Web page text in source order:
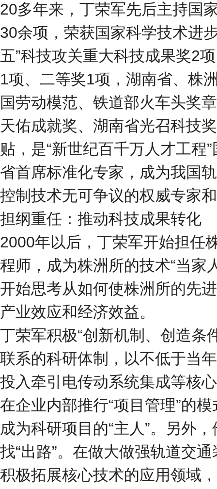
20多年来，丁荣军先后主持国
30余项，荣获国家科学技术进
五”科技攻关重大科技成果奖2
1项、二等奖1项，湖南省、株
国劳动模范、铁道部火车头奖
天佑成就奖、湖南省光召科技
贴，是“新世纪百千万人才工程
省首席标准化专家，成为我国
控制技术无可争议的权威专家
担纲重任：推动科技成果转化
2000年以后，丁荣军开始担任
程师，成为株洲所的技术“当家
开始思考从如何使株洲所的先
产业效应和经济效益。
丁荣军积极“创新机制、创造条
联系的科研体制，以不低于当
投入牵引电传动系统集成等核
在企业内部推行“项目管理”的
成为科研项目的“主人”。另外
找“出路”。在做大做强轨道交
积极拓展核心技术的应用领域